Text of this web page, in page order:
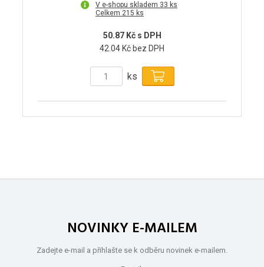
V e-shopu skladem 33 ks
Celkem 215 ks
50.87 Kč s DPH
42.04 Kč bez DPH
ks
NOVINKY E-MAILEM
Zadejte e-mail a přihlašte se k odběru novinek e-mailem.